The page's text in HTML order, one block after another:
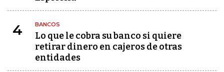
4 BANCOS
Lo que le cobra su banco si quiere
retirar dinero en cajeros de otras
entidades